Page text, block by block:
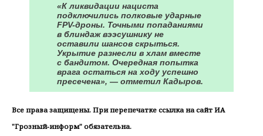
«К ликвидации нациста
подключились полковые ударные
FPV-дроны. Точными попаданиями
в блиндаж вээсушнику не
оставили шансов скрыться.
Укрытие разнесли в хлам вместе
с бандитом. Очередная попытка
врага остаться на ходу успешно
пресечена», — отметил Кадыров.
Все права защищены. При перепечатке ссылка на сайт ИА
"Грозный-информ" обязательна.